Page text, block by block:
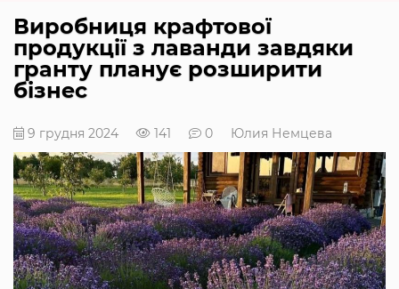
Виробниця крафтової
продукції з лаванди завдяки
гранту планує розширити
бізнес
9 грудня 2024 141 0 Юлия Немцева